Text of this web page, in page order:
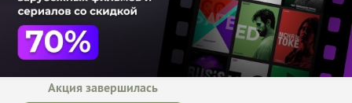
Акция завершилась